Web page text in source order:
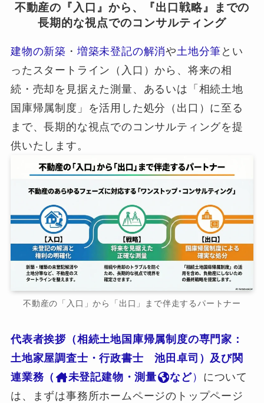
不動産の『入口』から、『出口戦略』までの
長期的な視点でのコンサルティング
建物の新築 ・ 増築未登記の解消や 土地分筆 とい
ったスタートライン（入口）から、将来の相
続・売却を見据えた測量、あるいは「相続土地
国庫帰属制度」を活用した処分（出口）に至る
まで、長期的な視点でのコンサルティングを提
供いたします。
不動産の「入口」から「出口」まで伴走するパートナー
代表者挨拶（相続土地国庫帰属制度の専門家：
土地家屋調査士・行政書士 池田卓司）及び関
連業務（
未登記建物・測量 など） について
は、まずは事務所ホームページのトップページ